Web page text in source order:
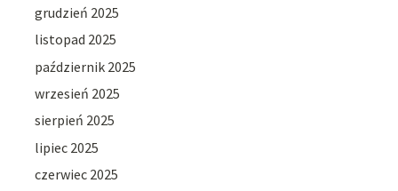
grudzień 2025
listopad 2025
październik 2025
wrzesień 2025
sierpień 2025
lipiec 2025
czerwiec 2025